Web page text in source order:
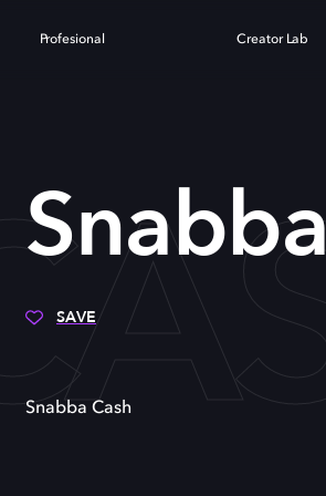
Profesional Creator Lab
SAVE
Snabba Cash